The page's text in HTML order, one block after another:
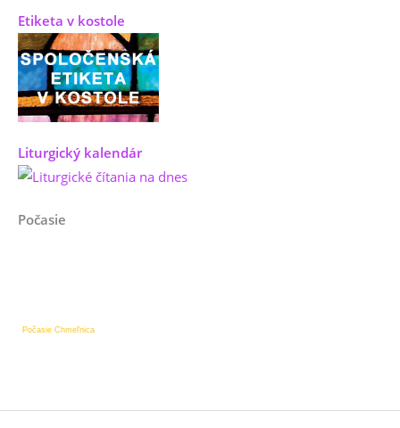
Etiketa v kostole
Liturgický kalendár
Počasie
Počasie Chmeľnica